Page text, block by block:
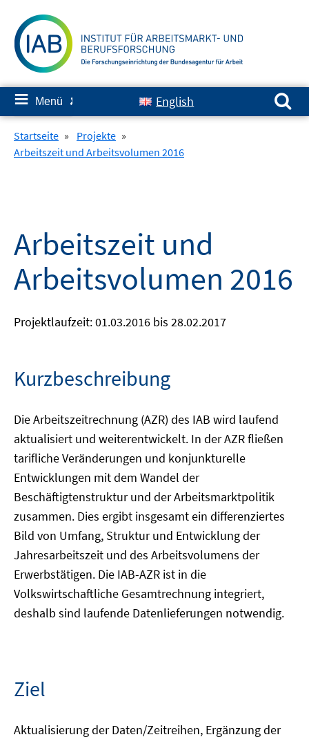
zum
Inhalt
≡ Menü ✘ English
Suchen nach:
Startseite » Projekte »
Arbeitszeit und Arbeitsvolumen 2016
Arbeitszeit und
Arbeitsvolumen 2016
Projektlaufzeit: 01.03.2016 bis 28.02.2017
Kurzbeschreibung
Die Arbeitszeitrechnung (AZR) des IAB wird laufend
aktualisiert und weiterentwickelt. In der AZR fließen
tarifliche Veränderungen und konjunkturelle
Entwicklungen mit dem Wandel der
Beschäftigtenstruktur und der Arbeitsmarktpolitik
zusammen. Dies ergibt insgesamt ein differenziertes
Bild von Umfang, Struktur und Entwicklung der
Jahresarbeitszeit und des Arbeitsvolumens der
Erwerbstätigen. Die IAB-AZR ist in die
Volkswirtschaftliche Gesamtrechnung integriert,
deshalb sind laufende Datenlieferungen notwendig.
Ziel
Aktualisierung der Daten/Zeitreihen, Ergänzung der